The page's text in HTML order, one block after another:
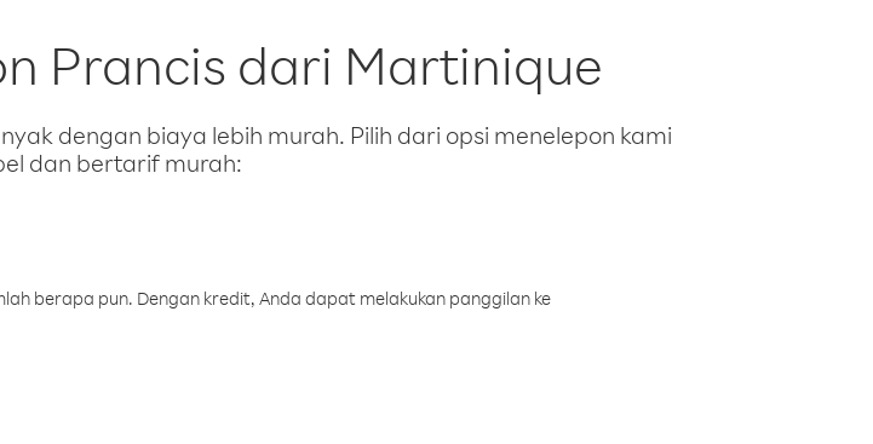
Prancis dari Martinique
dengan biaya lebih murah. Pilih dari opsi menelepon kami
dan bertarif murah:
berapa pun. Dengan kredit, Anda dapat melakukan panggilan ke